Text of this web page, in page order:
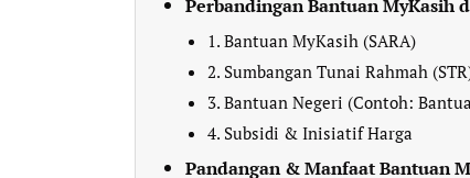
Perbandingan Bantuan MyKasih
1. Bantuan MyKasih (SARA)
2. Sumbangan Tunai Rahmah
3. Bantuan Negeri (Contoh:
4. Subsidi & Inisiatif Harga
Pandangan & Manfaat Bantuan